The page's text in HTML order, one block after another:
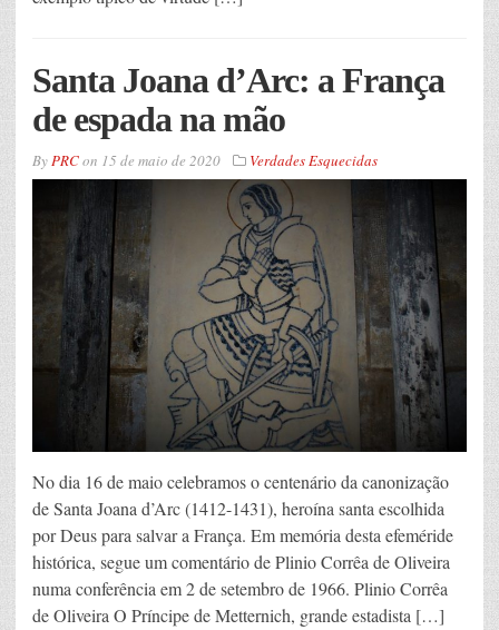
Santa Joana d’Arc: a França
de espada na mão
ByPRCon 15 de maio de 2020 Verdades Esquecidas
No dia 16 de maio celebramos o centenário da canonização
de Santa Joana d’Arc (1412-1431), heroína santa escolhida
por Deus para salvar a França. Em memória desta efeméride
histórica, segue um comentário de Plinio Corrêa de Oliveira
numa conferência em 2 de setembro de 1966. Plinio Corrêa
de Oliveira O Príncipe de Metternich, grande estadista […]